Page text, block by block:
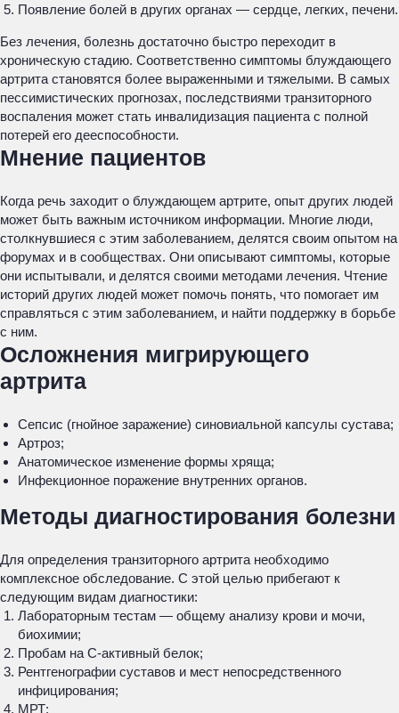
Появление болей в других органах — сердце, легких, печени.
Без лечения, болезнь достаточно быстро переходит в
хроническую стадию. Соответственно симптомы блуждающего
артрита становятся более выраженными и тяжелыми. В самых
пессимистических прогнозах, последствиями транзиторного
воспаления может стать инвалидизация пациента с полной
потерей его дееспособности.
Мнение пациентов
Когда речь заходит о блуждающем артрите, опыт других людей
может быть важным источником информации. Многие люди,
столкнувшиеся с этим заболеванием, делятся своим опытом на
форумах и в сообществах. Они описывают симптомы, которые
они испытывали, и делятся своими методами лечения. Чтение
историй других людей может помочь понять, что помогает им
справляться с этим заболеванием, и найти поддержку в борьбе
с ним.
Осложнения мигрирующего
артрита
Сепсис (гнойное заражение) синовиальной капсулы сустава;
Артроз;
Анатомическое изменение формы хряща;
Инфекционное поражение внутренних органов.
Методы диагностирования болезни
Для определения транзиторного артрита необходимо
комплексное обследование. С этой целью прибегают к
следующим видам диагностики:
Лабораторным тестам — общему анализу крови и мочи,
биохимии;
Пробам на С-активный белок;
Рентгенографии суставов и мест непосредственного
инфицирования;
МРТ;